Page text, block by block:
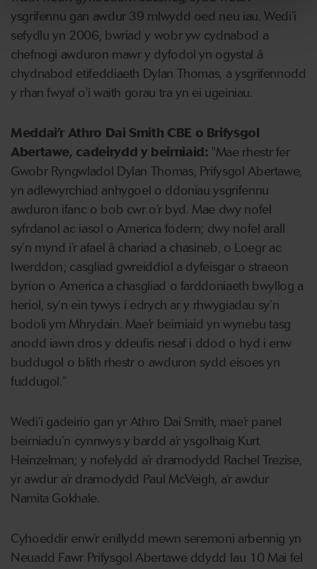
ysgrifennu gan awdur 39 mlwydd oed neu iau. Wedi’i
sefydlu yn 2006, bwriad y wobr yw cydnabod a
chefnogi awduron mawr y dyfodol yn ogystal â
chydnabod etifeddiaeth Dylan Thomas, a ysgrifennodd
y rhan fwyaf o'i waith gorau tra yn ei ugeiniau.
Meddai’r Athro Dai Smith CBE o Brifysgol
Abertawe, cadeirydd y beirniaid: "Mae rhestr fer
Gwobr Ryngwladol Dylan Thomas, Prifysgol Abertawe,
yn adlewyrchiad anhygoel o ddoniau ysgrifennu
awduron ifanc o bob cwr o’r byd. Mae dwy nofel
syfrdanol ac iasol o America fodern; dwy nofel arall
sy’n mynd i’r afael â chariad a chasineb, o Loegr ac
Iwerddon; casgliad gwreiddiol a dyfeisgar o straeon
byrion o America a chasgliad o farddoniaeth bwyllog a
heriol, sy’n ein tywys i edrych ar y rhwygiadau sy’n
bodoli ym Mhrydain. Mae’r beirniaid yn wynebu tasg
anodd iawn dros y ddeufis nesaf i ddod o hyd i enw
buddugol o blith rhestr o awduron sydd eisoes yn
fuddugol.”
Wedi’i gadeirio gan yr Athro Dai Smith, mae’r panel
beirniadu’n cynnwys y bardd a’r ysgolhaig Kurt
Heinzelman; y nofelydd a’r dramodydd Rachel Trezise,
yr awdur a’r dramodydd Paul McVeigh, a’r awdur
Namita Gokhale.
Cyhoeddir enw’r enillydd mewn seremoni arbennig yn
Neuadd Fawr Prifysgol Abertawe ddydd Iau 10 Mai fel